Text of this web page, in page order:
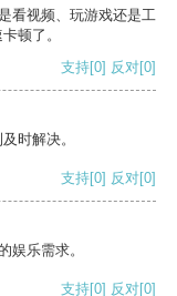
看视频、玩游戏还是工
顿了。
支持[0] 反对[0]
时解决。
支持[0] 反对[0]
娱乐需求。
支持[0] 反对[0]